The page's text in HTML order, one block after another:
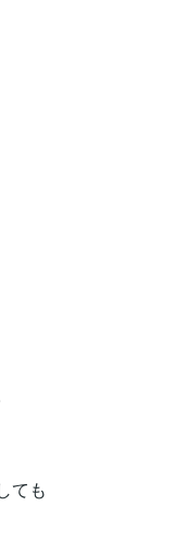
ても